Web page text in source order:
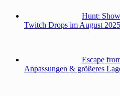
Hunt:
Twitch Drops im August 2025
Escape
Anpassungen & größeres